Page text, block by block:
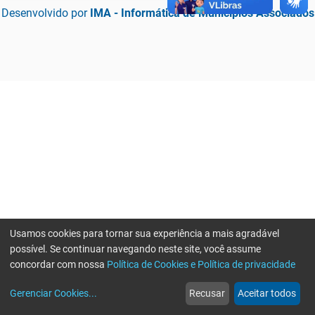
Desenvolvido por IMA - Informática de Municípios Associados
web
Notícias
more_horiz
Mais
Usamos cookies para tornar sua experiência a mais agradável
possível. Se continuar navegando neste site, você assume
concordar com nossa Política de Cookies e Política de privacidade
Gerenciar Cookies... Recusar Aceitar todos
Erro ao enviar informações, por favor tente novamente